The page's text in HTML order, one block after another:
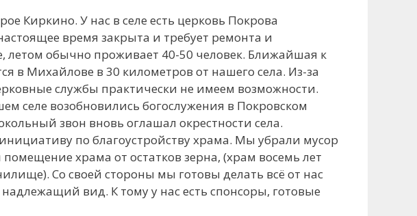
Киркино. У нас в селе есть церковь Покрова
время закрыта и требует ремонта и
летом обычно проживает 40-50 человек. Ближайшая к
в Михайлове в 30 километров от нашего села. Из-за
службы практически не имеем возможности.
селе возобновились богослужения в Покровском
звон вновь оглашал окрестности села.
по благоустройству храма. Мы убрали мусор
храма от остатков зерна, (храм восемь лет
Со своей стороны мы готовы делать всё от нас
вид. К тому у нас есть спонсоры, готовые